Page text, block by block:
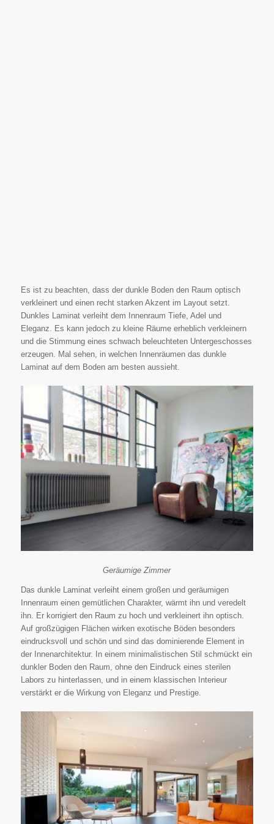
Es ist zu beachten, dass der dunkle Boden den Raum optisch
verkleinert und einen recht starken Akzent im Layout setzt.
Dunkles Laminat verleiht dem Innenraum Tiefe, Adel und
Eleganz. Es kann jedoch zu kleine Räume erheblich verkleinern
und die Stimmung eines schwach beleuchteten Untergeschosses
erzeugen. Mal sehen, in welchen Innenräumen das dunkle
Laminat auf dem Boden am besten aussieht.
Geräumige Zimmer
Das dunkle Laminat verleiht einem großen und geräumigen
Innenraum einen gemütlichen Charakter, wärmt ihn und veredelt
ihn. Er korrigiert den Raum zu hoch und verkleinert ihn optisch.
Auf großzügigen Flächen wirken exotische Böden besonders
eindrucksvoll und schön und sind das dominierende Element in
der Innenarchitektur. In einem minimalistischen Stil schmückt ein
dunkler Boden den Raum, ohne den Eindruck eines sterilen
Labors zu hinterlassen, und in einem klassischen Interieur
verstärkt er die Wirkung von Eleganz und Prestige.